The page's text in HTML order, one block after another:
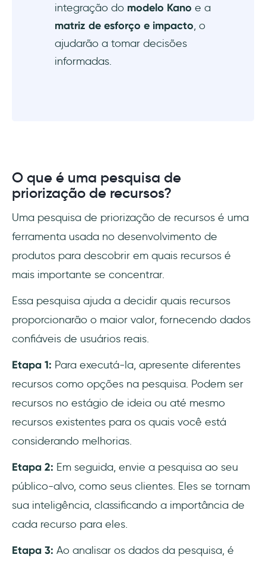
integração do modelo Kano e a
matriz de esforço e impacto, o
ajudarão a tomar decisões
informadas.
O que é uma pesquisa de
priorização de recursos?
Uma pesquisa de priorização de recursos é uma
ferramenta usada no desenvolvimento de
produtos para descobrir em quais recursos é
mais importante se concentrar.
Essa pesquisa ajuda a decidir quais recursos
proporcionarão o maior valor, fornecendo dados
confiáveis de usuários reais.
Etapa 1: Para executá-la, apresente diferentes
recursos como opções na pesquisa. Podem ser
recursos no estágio de ideia ou até mesmo
recursos existentes para os quais você está
considerando melhorias.
Etapa 2: Em seguida, envie a pesquisa ao seu
público-alvo, como seus clientes. Eles se tornam
sua inteligência, classificando a importância de
cada recurso para eles.
Etapa 3: Ao analisar os dados da pesquisa, é